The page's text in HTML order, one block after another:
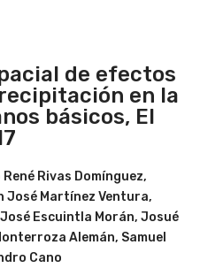
de efectos
en la
básicos, El
René Rivas Domínguez,
José Martínez Ventura,
Escuintla Morán, Josué
Alemán, Samuel
Cano